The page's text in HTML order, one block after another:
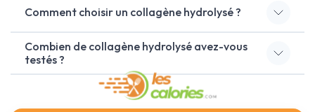
Comment choisir un collagène hydrolysé ?
Combien de collagène hydrolysé avez-vous
testés ?